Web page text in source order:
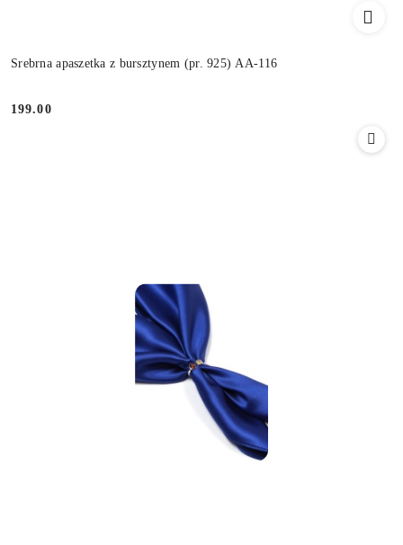
Srebrna apaszetka z bursztynem (pr. 925) AA-116
Cena:
199.00